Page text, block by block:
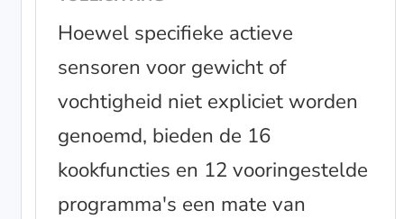
Hoewel specifieke actieve
sensoren voor gewicht of
vochtigheid niet expliciet worden
genoemd, bieden de 16
kookfuncties en 12 vooringestelde
programma's een mate van